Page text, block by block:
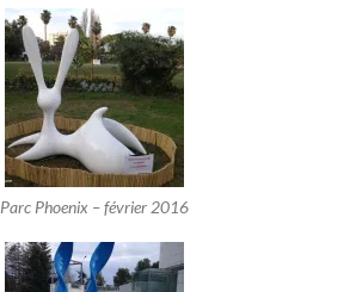
Parc Phoenix – février 2016